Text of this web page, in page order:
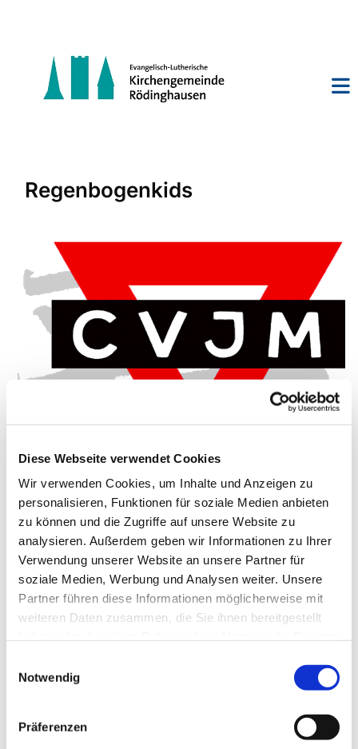
Diese Webseite verwendet Cookies
Wir verwenden Cookies, um Inhalte und Anzeigen zu
personalisieren, Funktionen für soziale Medien anbieten
zu können und die Zugriffe auf unsere Website zu
analysieren. Außerdem geben wir Informationen zu Ihrer
Verwendung unserer Website an unsere Partner für
soziale Medien, Werbung und Analysen weiter. Unsere
Partner führen diese Informationen möglicherweise mit
weiteren Daten zusammen, die Sie ihnen bereitgestellt
Notwendig
Präferenzen
Regenbogenkids
Dienstag, 1. Juni 2027, 16:00 - 17:00
Uhr
Gemeindehaus Schwenningdorf, Am
Gemeindehaus 33, 32289
Rödinghausen